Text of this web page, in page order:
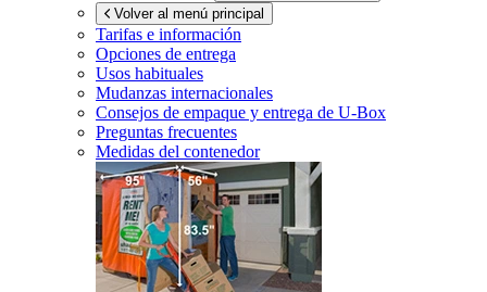
Volver al menú principal
Tarifas e información
Opciones de entrega
Usos habituales
Mudanzas internacionales
Consejos de empaque y entrega de U-Box
Preguntas frecuentes
Medidas del contenedor